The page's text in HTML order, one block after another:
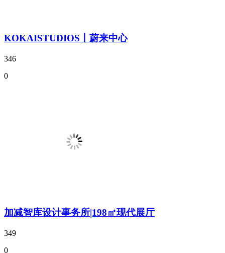
KOKAISTUDIOS丨蔚来中心
346
0
加减智库设计事务所|198㎡现代展厅
349
0